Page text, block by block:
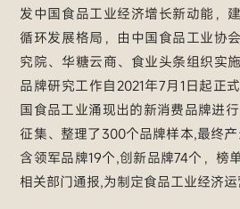
发中国食品工业经济增长新动能，
循环发展格局，由中国食品工业协
究院、华糖云商、食业头条组织实
品牌研究工作自2021年7月1日起正
国食品工业涌现出的新消费品牌进
征集、整理了300个品牌样本,最终
含领军品牌19个,创新品牌74个，榜
相关部门通报,为制定食品工业经济运